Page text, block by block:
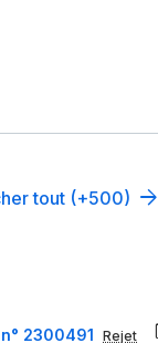
tout (+500)
2300491 Rejet